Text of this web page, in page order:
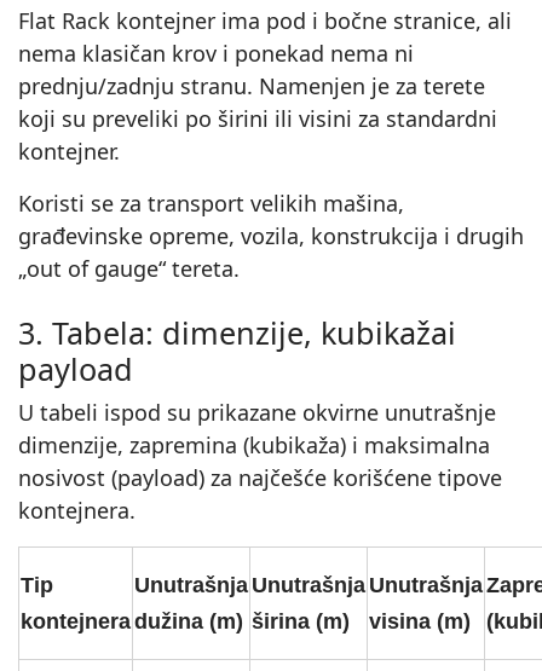
Flat Rack kontejner ima pod i bočne stranice, ali
nema klasičan krov i ponekad nema ni
prednju/zadnju stranu. Namenjen je za terete
koji su preveliki po širini ili visini za standardni
kontejner.
Koristi se za transport velikih mašina,
građevinske opreme, vozila, konstrukcija i drugih
„out of gauge“ tereta.
3. Tabela: dimenzije, kubikažai
payload
U tabeli ispod su prikazane okvirne unutrašnje
dimenzije, zapremina (kubikaža) i maksimalna
nosivost (payload) za najčešće korišćene tipove
kontejnera.
Tip
kontejnera
Unutrašnja
dužina (m)
Unutrašnja
širina (m)
Unutrašnja
visina (m)